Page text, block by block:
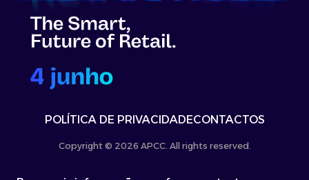
POLÍTICA DE PRIVACIDADECONTACTOS
Copyright © 2026 APCC. All rights reserved.